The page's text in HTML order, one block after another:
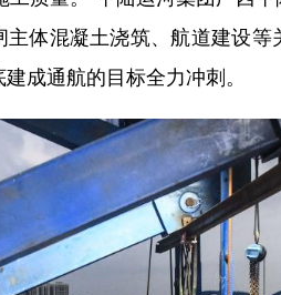
体混凝土浇筑、航道建设
成通航的目标全力冲刺。